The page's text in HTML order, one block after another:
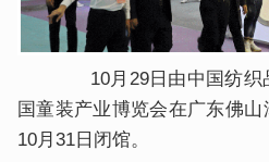
10月29日由中国纺织
国童装产业博览会在广东佛山
10月31日闭馆。